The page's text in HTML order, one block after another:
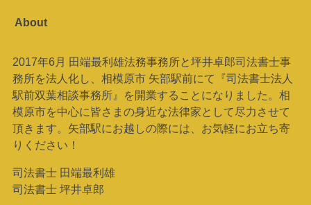
About
2017年6月 田端最利雄法務事務所と坪井卓郎司法書士事
務所を法人化し、相模原市 矢部駅前にて『司法書士法人
駅前双葉相談事務所』を開業することになりました。相
模原市を中心に皆さまの身近な法律家として尽力させて
頂きます。矢部駅にお越しの際には、お気軽にお立ち寄
りください！
司法書士 田端最利雄
司法書士 坪井卓郎